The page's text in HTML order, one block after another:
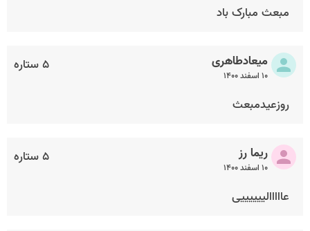
مبعث مبارک باد
۵ ستاره میعادطاهری
۱۰ اسفند ۱۴۰۰
روزعیدمبعث
۵ ستاره ریما رز
۱۰ اسفند ۱۴۰۰
عااااالییییییی